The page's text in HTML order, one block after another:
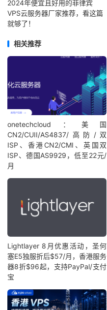
2024年便宜且好用的菲律宾
VPS云服务器厂家推荐，看这篇
就够了！
相关推荐
onetechcloud：美国
CN2/CUII/AS4837/高防/双
ISP、香港CN2/CMI、英国双
ISP、德国AS9929，低至22元/
月
Lightlayer 8月优惠活动，圣何
塞E5独服折后$57/月，香港服务
器8折$96起，支持PayPal/支付
宝